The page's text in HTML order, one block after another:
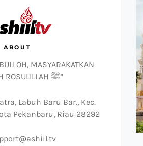
ABOUT
MASYARAKATKAN
SUNNAH ROSULILLAH ﷺ”
Labuh Baru Bar., Kec.
Pekanbaru, Riau 28292